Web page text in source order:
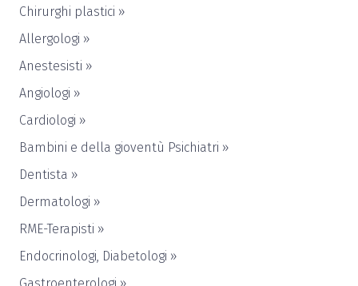
Chirurghi plastici »
Allergologi »
Anestesisti »
Angiologi »
Cardiologi »
Bambini e della gioventù Psichiatri »
Dentista »
Dermatologi »
RME-Terapisti »
Endocrinologi, Diabetologi »